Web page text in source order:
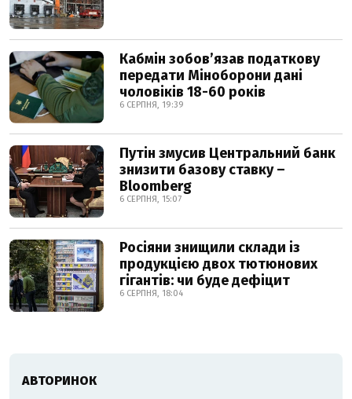
Кабмін зобовʼязав податкову
передати Міноборони дані
чоловіків 18-60 років
6 СЕРПНЯ, 19:39
Путін змусив Центральний банк
знизити базову ставку –
Bloomberg
6 СЕРПНЯ, 15:07
Росіяни знищили склади із
продукцією двох тютюнових
гігантів: чи буде дефіцит
6 СЕРПНЯ, 18:04
АВТОРИНОК